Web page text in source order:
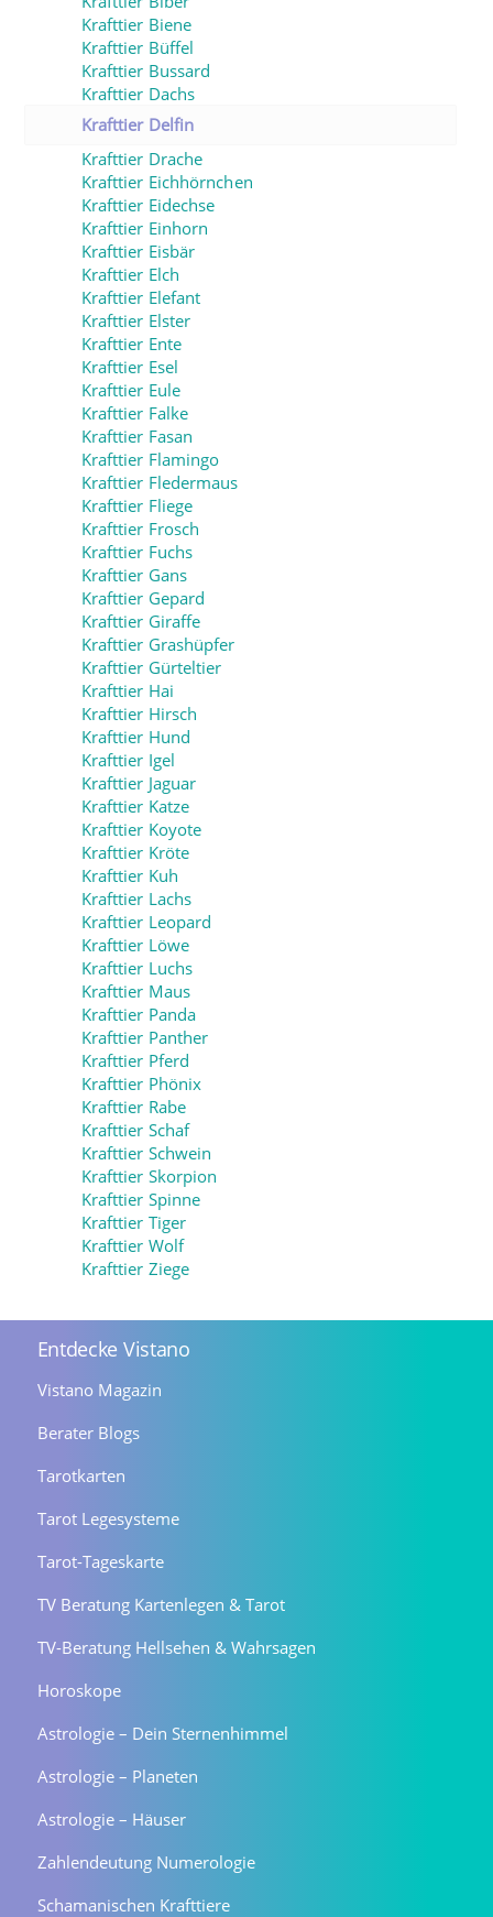
Krafttier Biene
Krafttier Büffel
Krafttier Bussard
Krafttier Dachs
Krafttier Delfin
Krafttier Drache
Krafttier Eichhörnchen
Krafttier Eidechse
Krafttier Einhorn
Krafttier Eisbär
Krafttier Elch
Krafttier Elefant
Krafttier Elster
Krafttier Ente
Krafttier Esel
Krafttier Eule
Krafttier Falke
Krafttier Fasan
Krafttier Flamingo
Krafttier Fledermaus
Krafttier Fliege
Krafttier Frosch
Krafttier Fuchs
Krafttier Gans
Krafttier Gepard
Krafttier Giraffe
Krafttier Grashüpfer
Krafttier Gürteltier
Krafttier Hai
Krafttier Hirsch
Krafttier Hund
Krafttier Igel
Krafttier Jaguar
Krafttier Katze
Krafttier Koyote
Krafttier Kröte
Krafttier Kuh
Krafttier Lachs
Krafttier Leopard
Krafttier Löwe
Krafttier Luchs
Krafttier Maus
Krafttier Panda
Krafttier Panther
Krafttier Pferd
Krafttier Phönix
Krafttier Rabe
Krafttier Schaf
Krafttier Schwein
Krafttier Skorpion
Krafttier Spinne
Krafttier Tiger
Krafttier Wolf
Krafttier Ziege
Entdecke Vistano
Vistano Magazin
Berater Blogs
Tarotkarten
Tarot Legesysteme
Tarot-Tageskarte
TV Beratung Kartenlegen & Tarot
TV-Beratung Hellsehen & Wahrsagen
Horoskope
Astrologie – Dein Sternenhimmel
Astrologie – Planeten
Astrologie – Häuser
Zahlendeutung Numerologie
Schamanischen Krafttiere